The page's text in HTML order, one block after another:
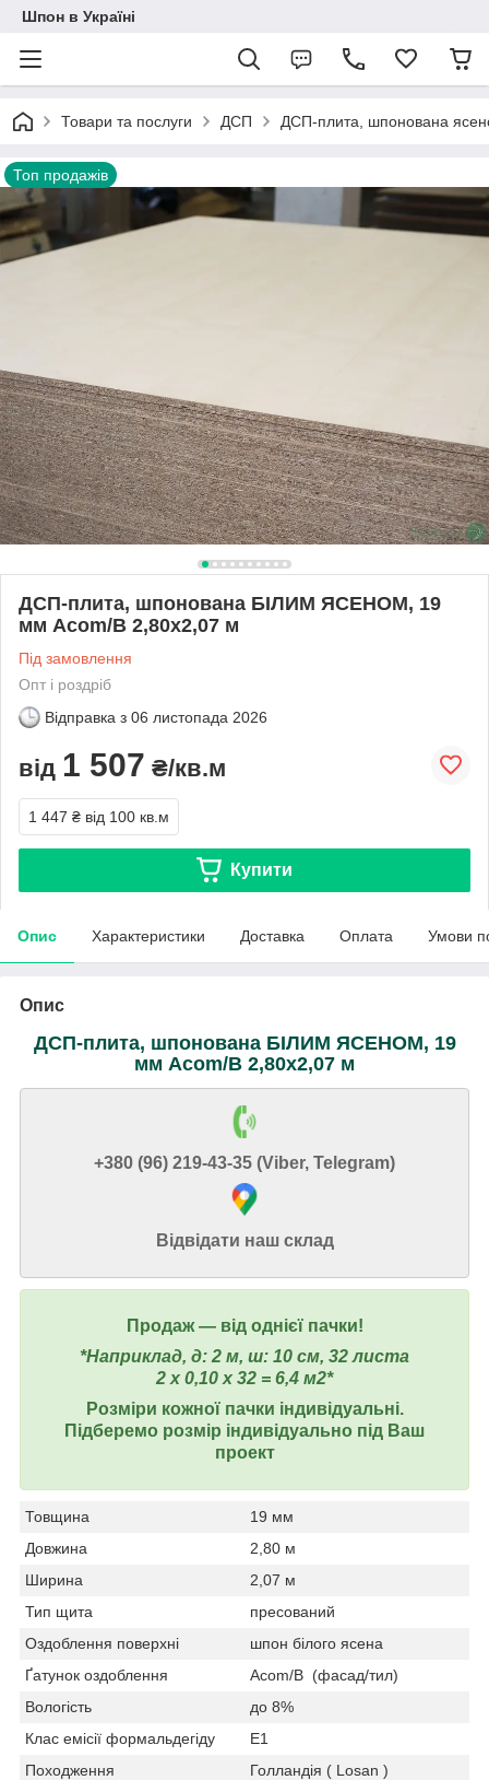
Шпон в Україні
Товари та послуги ДСП ДСП-плита, шпонована
Топ продажів
ДСП-плита, шпонована БІЛИМ ЯСЕНОМ, 19
мм Аcom/B 2,80х2,07 м
Під замовлення
Опт і роздріб
Відправка з 06 листопада 2026
від 1 507 ₴/кв.м
1 447 ₴ від 100 кв.м
Купити
Опис Характеристики Доставка Оплата Умови
Опис
ДСП-плита, шпонована БІЛИМ ЯСЕНОМ, 19
мм Аcom/B 2,80х2,07 м
+380 (96) 219-43-35 (Viber, Telegram)
Відвідати наш склад
Продаж ― від однієї пачки!
*Наприклад, д: 2 м, ш: 10 см, 32 листа
2 х 0,10 х 32 = 6,4 м2*
Розміри кожної пачки індивідуальні.
Підберемо розмір індивідуально під Ваш
проект
Товщина
19 мм
Довжина
2,80 м
Ширина
2,07 м
Тип щита
пресований
Оздоблення поверхні
шпон білого ясена
Ґатунок оздоблення
Аcom/B (фасад/тил)
Вологість
до 8%
Клас емісії формальдегіду
Е1
Походження
Голландія ( Losan )